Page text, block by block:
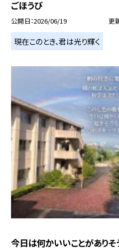
ごほうび
公開日 2026/06/19 更
現在このとき、君は光り輝く
今日は何かいいことがあり